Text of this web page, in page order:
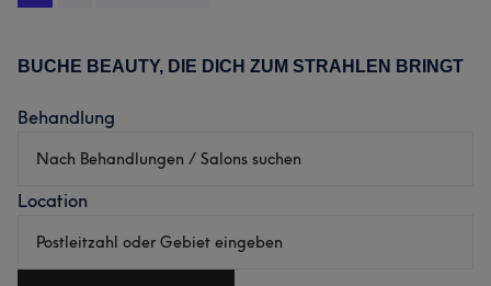
an
Haupt-
BUCHE BEAUTY, DIE DICH ZUM STRAHLEN BRINGT
Behandlung
Location